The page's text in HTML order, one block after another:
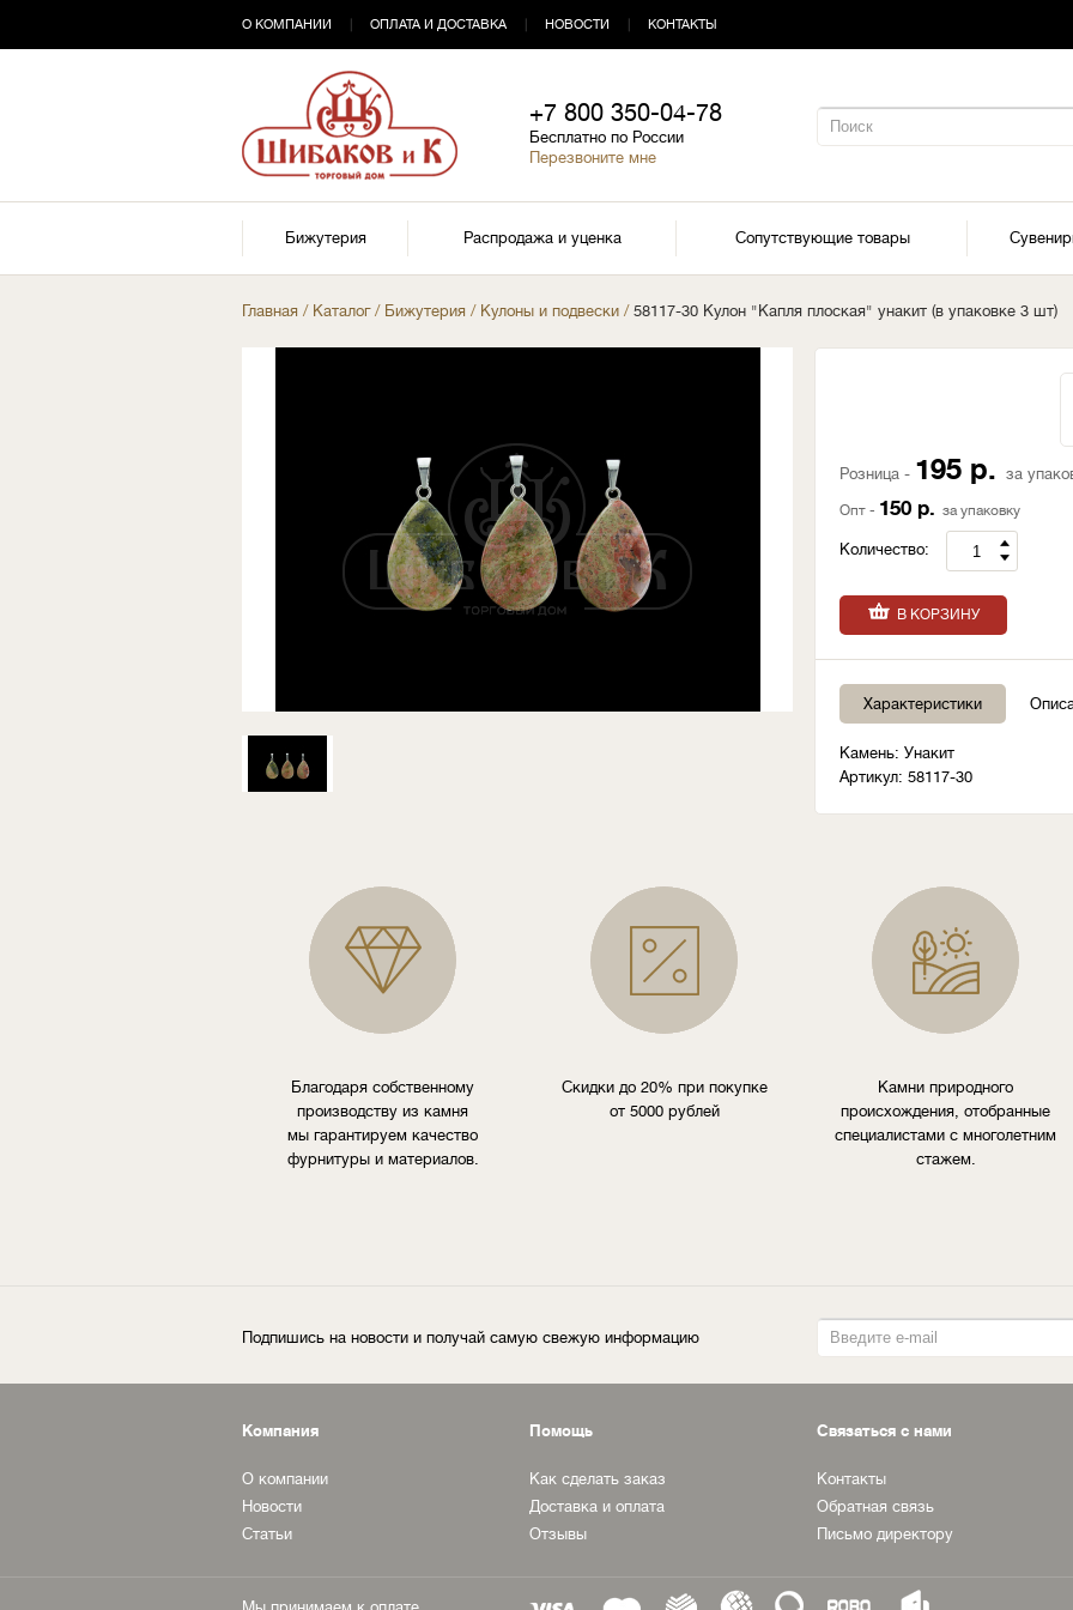
О КОМПАНИИ ОПЛАТА И ДОСТАВКА НОВОСТИ КОНТАКТЫ
+7 800 350-04-78
Бесплатно по России
Перезвоните мне
Бижутерия Распродажа и уценка Сопутствующие товары
Главная / Каталог/ Бижутерия / Кулоны и подвески / 58117-30 Кулон "Капля плоская" унакит (в упаковке 3 шт)
Розница - 195 р. за
Опт - 150 р. за упаковку
Количество:
В КОРЗИНУ
Характеристики
Камень: Унакит
Артикул: 58117-30
Благодаря собственному
производству из камня
мы гарантируем качество
фурнитуры и материалов.
Скидки до 20% при покупке
от 5000 рублей
Камни природного
происхождения, отобранные
специалистами с многолетним
стажем.
Подпишись на новости и получай самую свежую информацию
Компания
О компании
Новости
Статьи
Помощь
Как сделать заказ
Доставка и оплата
Отзывы
Связаться с нами
Контакты
Обратная связь
Письмо директору